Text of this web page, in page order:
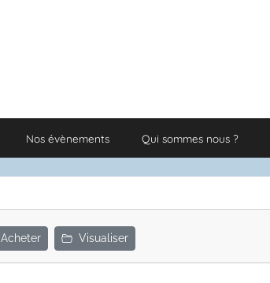
Nos évènements Qui sommes nous ?
Acheter Visualiser